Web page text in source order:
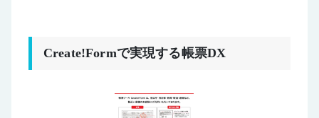
Create!Formで実現する帳票DX